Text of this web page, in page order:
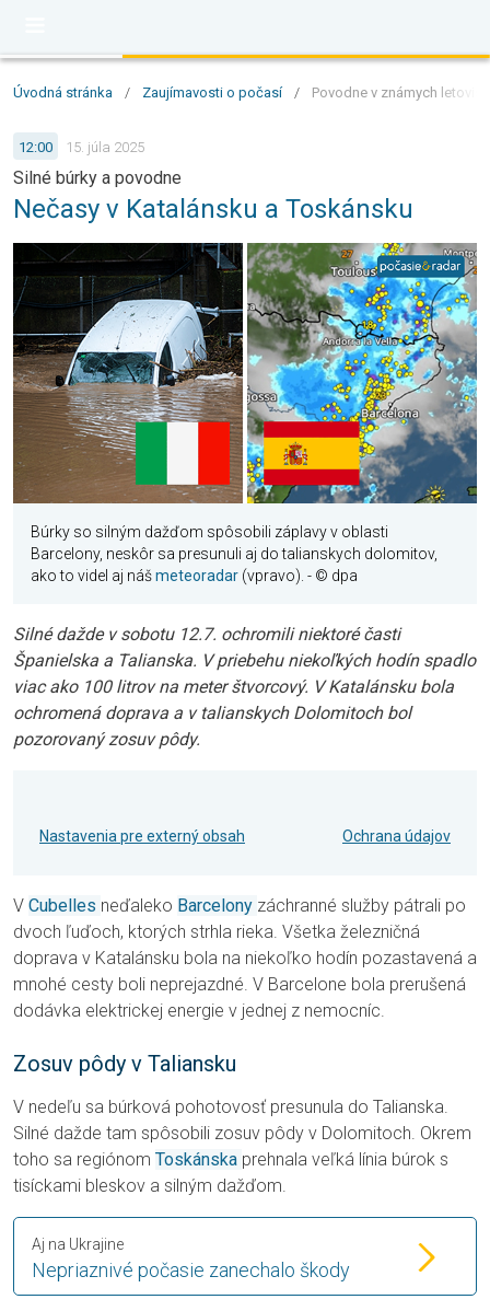
Úvodná stránka / Zaujímavosti o počasí / Povodne v známych
12:00 15. júla 2025
Silné búrky a povodne
Nečasy v Katalánsku a Toskánsku
Búrky so silným dažďom spôsobili záplavy v oblasti
Barcelony, neskôr sa presunuli aj do talianskych dolomitov,
ako to videl aj nášmeteoradar (vpravo). - © dpa
Silné dažde v sobotu 12.7. ochromili niektoré časti
Španielska a Talianska. V priebehu niekoľkých hodín spadlo
viac ako 100 litrov na meter štvorcový. V Katalánsku bola
ochromená doprava a v talianskych Dolomitoch bol
pozorovaný zosuv pôdy.
Nastavenia pre externý obsah Ochrana údajov
V Cubelles neďaleko Barcelony záchranné služby pátrali po
dvoch ľuďoch, ktorých strhla rieka. Všetka železničná
doprava v Katalánsku bola na niekoľko hodín pozastavená a
mnohé cesty boli neprejazdné. V Barcelone bola prerušená
dodávka elektrickej energie v jednej z nemocníc.
Zosuv pôdy v Taliansku
V nedeľu sa búrková pohotovosť presunula do Talianska.
Silné dažde tam spôsobili zosuv pôdy v Dolomitoch. Okrem
toho sa regiónom Toskánska prehnala veľká línia búrok s
tisíckami bleskov a silným dažďom.
Nepriaznivé počasie zanechalo škody
Aj na Ukrajine